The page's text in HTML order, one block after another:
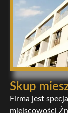
Skup
Firma jest
miejscowości